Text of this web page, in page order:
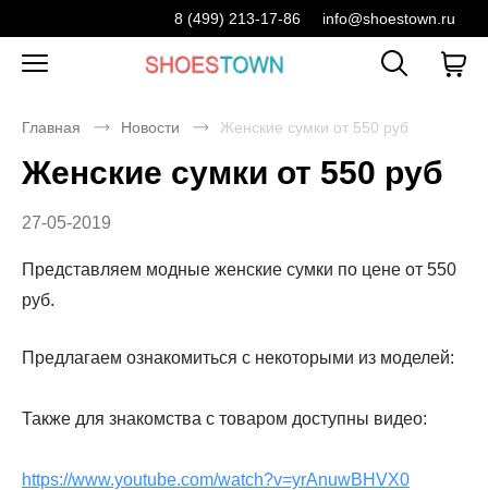
8 (499) 213-17-86 info@shoestown.ru
Главная Новости Женские сумки от 550 руб
Женские сумки от 550 руб
27-05-2019
Представляем модные женские сумки по цене от 550
руб.
Предлагаем ознакомиться с некоторыми из моделей:
Также для знакомства с товаром доступны видео:
https://www.youtube.com/watch?v=yrAnuwBHVX0